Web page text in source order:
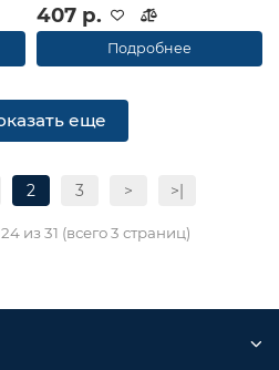
407 р.
Подробнее
еще
2 3 > >|
из 31 (всего 3 страниц)